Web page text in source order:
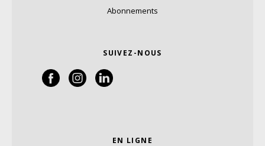
Abonnements
SUIVEZ-NOUS
EN LIGNE